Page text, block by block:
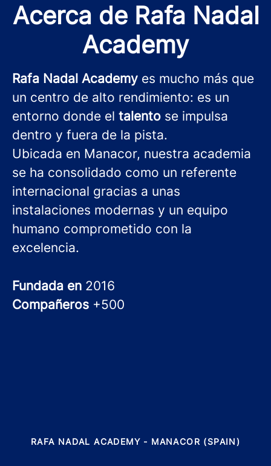
Acerca de Rafa Nadal
Academy
Rafa Nadal Academy es mucho más que
un centro de alto rendimiento: es un
entorno donde el talento se impulsa
dentro y fuera de la pista.
Ubicada en Manacor, nuestra academia
se ha consolidado como un referente
internacional gracias a unas
instalaciones modernas y un equipo
humano comprometido con la
excelencia.
Fundada en 2016
Compañeros +500
RAFA NADAL ACADEMY - MANACOR (SPAIN)